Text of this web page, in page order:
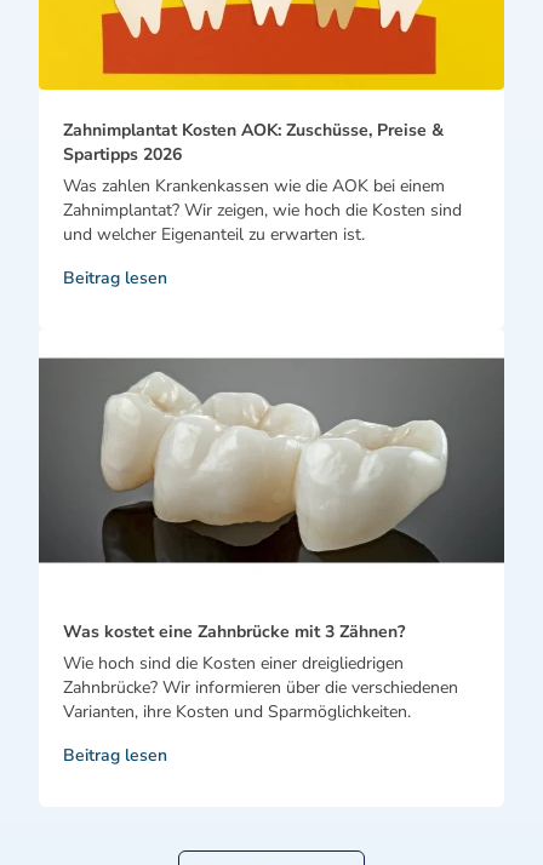
Zahnimplantat Kosten AOK: Zuschüsse, Preise &
Spartipps 2026
Was zahlen Krankenkassen wie die AOK bei einem
Zahnimplantat? Wir zeigen, wie hoch die Kosten sind
und welcher Eigenanteil zu erwarten ist.
Beitrag lesen
Was kostet eine Zahnbrücke mit 3 Zähnen?
Wie hoch sind die Kosten einer dreigliedrigen
Zahnbrücke? Wir informieren über die verschiedenen
Varianten, ihre Kosten und Sparmöglichkeiten.
Beitrag lesen